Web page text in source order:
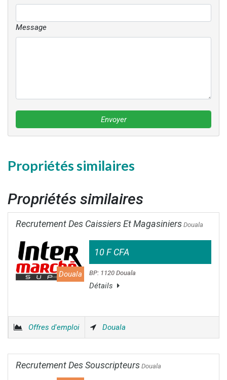
Message
Envoyer
Propriétés similaires
Propriétés similaires
Recrutement Des Caissiers Et Magasiniers Douala
Douala
10 F CFA
BP: 1120 Douala
Détails
Offres d'emploi Douala
Recrutement Des Souscripteurs Douala